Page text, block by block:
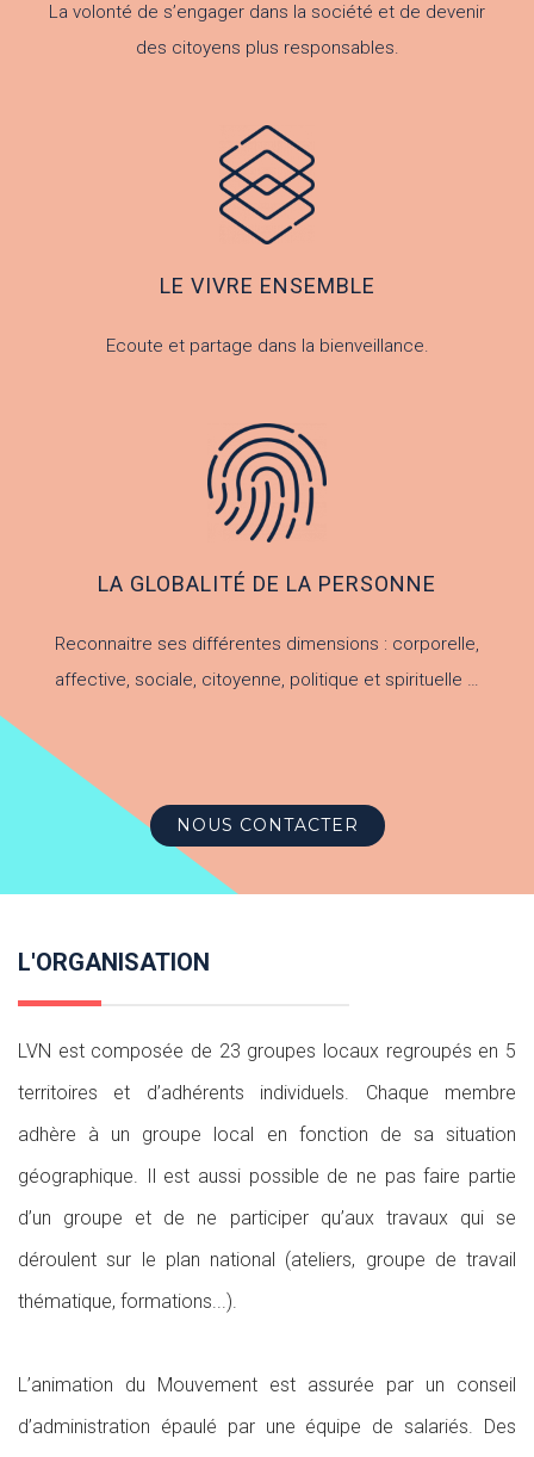
La volonté de s’engager dans la société et de devenir
des citoyens plus responsables.
LE VIVRE ENSEMBLE
Ecoute et partage dans la bienveillance.
LA GLOBALITÉ DE LA PERSONNE
Reconnaitre ses différentes dimensions : corporelle,
affective, sociale, citoyenne, politique et spirituelle …
NOUS CONTACTER
L'ORGANISATION
LVN est composée de 23 groupes locaux regroupés en 5
territoires et d’adhérents individuels. Chaque membre
adhère à un groupe local en fonction de sa situation
géographique. Il est aussi possible de ne pas faire partie
d’un groupe et de ne participer qu’aux travaux qui se
déroulent sur le plan national (ateliers, groupe de travail
thématique, formations...).
L’animation du Mouvement est assurée par un conseil
d’administration épaulé par une équipe de salariés. Des